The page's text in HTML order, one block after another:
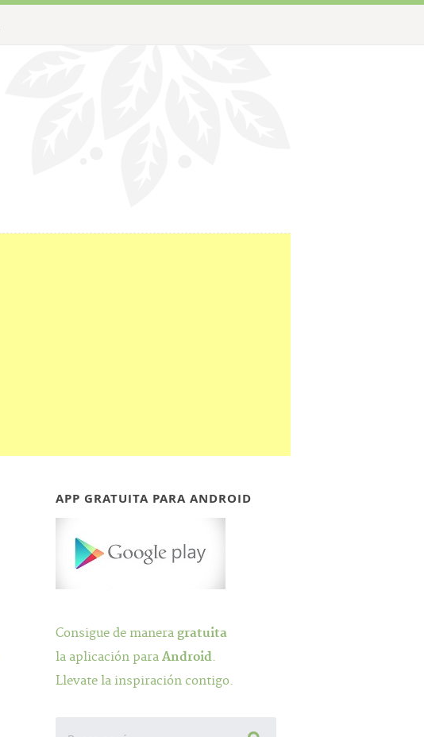
APP GRATUITA PARA ANDROID
Consigue de maneragratuita
la aplicación paraAndroid.
Llevate la inspiración contigo.